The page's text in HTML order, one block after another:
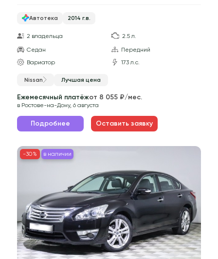
Автотека 2014 г.в.
2 владельца
2.5 л.
Седан
Передний
Вариатор
173 л.с.
Nissan Лучшая цена
Ежемесячный платёжот 8 055 ₽/мес.
в Ростове-на-Дону, 6 августа
Подробнее Оставить заявку
-30% в наличии